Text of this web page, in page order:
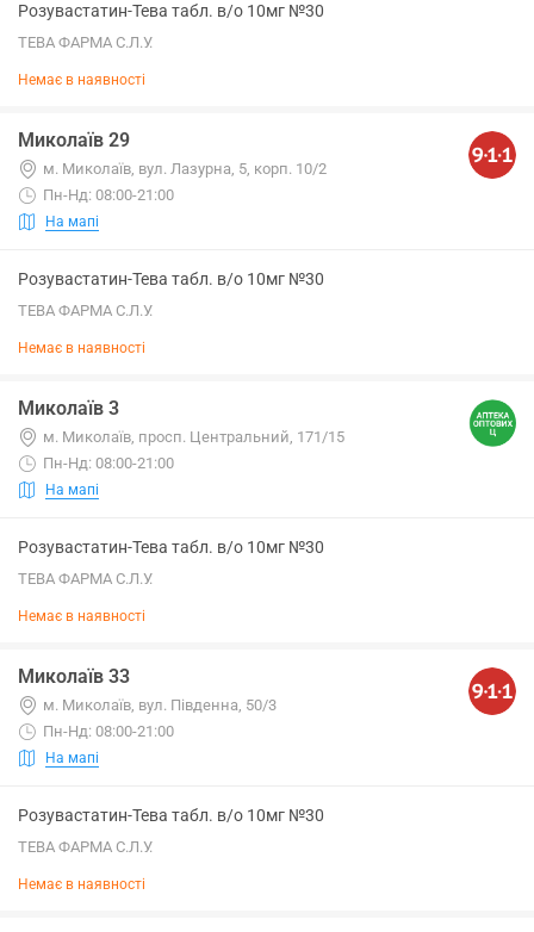
Розувастатин-Тева табл. в/о 10мг №30
ТЕВА ФАРМА С.Л.У.
Немає в наявності
Миколаїв 29
м. Миколаїв, вул. Лазурна, 5, корп. 10/2
Пн-Нд: 08:00-21:00
На мапі
Розувастатин-Тева табл. в/о 10мг №30
ТЕВА ФАРМА С.Л.У.
Немає в наявності
Миколаїв 3
м. Миколаїв, просп. Центральний, 171/15
Пн-Нд: 08:00-21:00
На мапі
Розувастатин-Тева табл. в/о 10мг №30
ТЕВА ФАРМА С.Л.У.
Немає в наявності
Миколаїв 33
м. Миколаїв, вул. Південна, 50/3
Пн-Нд: 08:00-21:00
На мапі
Розувастатин-Тева табл. в/о 10мг №30
ТЕВА ФАРМА С.Л.У.
Немає в наявності